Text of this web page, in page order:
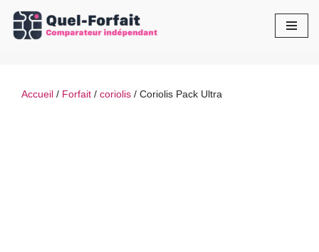
Aller
Accueil / Forfait / coriolis / Coriolis Pack Ultra